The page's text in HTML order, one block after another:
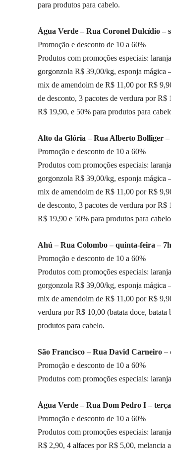
para produtos para cabelo.
Água Verde – Rua Coronel Dulcídio –
Promoção e desconto de 10 a 60%
Produtos com promoções especiais:
gorgonzola R$ 39,00/kg, esponja mágica
mix de amendoim de R$ 11,00 por R$
de desconto, 3 pacotes de verdura por
R$ 19,90, e 50% para produtos para
Alto da Glória – Rua Alberto Bolliger –
Promoção e desconto de 10 a 60%
Produtos com promoções especiais:
gorgonzola R$ 39,00/kg, esponja mágica
mix de amendoim de R$ 11,00 por R$
de desconto, 3 pacotes de verdura por
R$ 19,90 e 50% para produtos para
Ahú – Rua Colombo – quinta-feira –
Promoção e desconto de 10 a 60%
Produtos com promoções especiais:
gorgonzola R$ 39,00/kg, esponja mágica
mix de amendoim de R$ 11,00 por R$
verdura por R$ 10,00 (batata doce,
produtos para cabelo.
São Francisco – Rua David Carneiro –
Promoção e desconto de 10 a 60%
Produtos com promoções especiais:
Água Verde – Rua Dom Pedro I –
Promoção e desconto de 10 a 60%
Produtos com promoções especiais:
R$ 2,90, 4 alfaces por R$ 5,00, melancia